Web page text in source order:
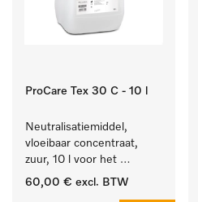
ProCare Tex 30 C - 10 l
Neutralisatiemiddel,
vloeibaar concentraat,
zuur, 10 l voor het
optimaal beschermen van
60,00 € excl. BTW